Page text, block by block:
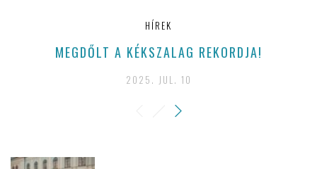
HÍREK
MEGDŐLT A KÉKSZALAG REKORDJA!
2025. JUL. 10